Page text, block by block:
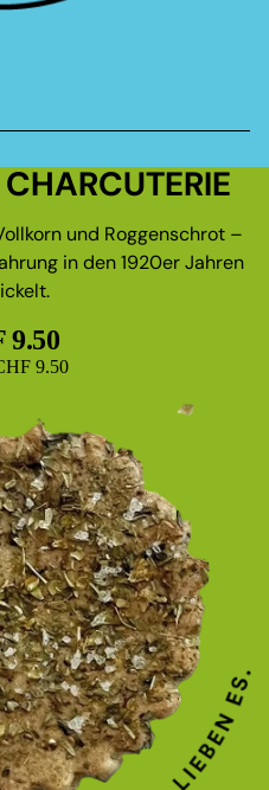
und Roggenschrot –
in den 1920er Jahren
9.50
9.50